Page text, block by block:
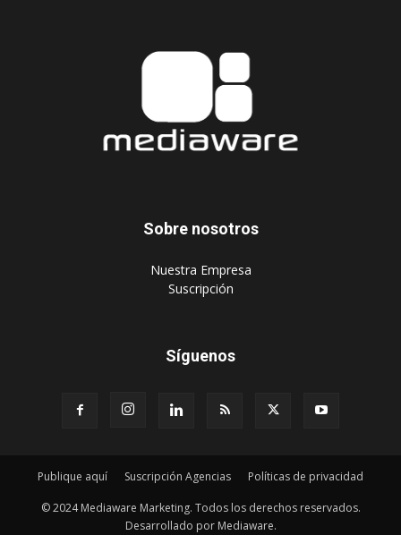
Sobre nosotros
‎Nuestra Empresa
‎Suscripción
Síguenos
Publique aquí Suscripción Agencias Políticas de privacidad
© 2024 Mediaware Marketing. Todos los derechos reservados.
Desarrollado por Mediaware.